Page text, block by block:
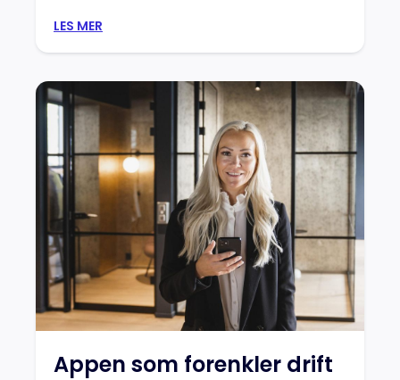
LES MER
Appen som forenkler drift